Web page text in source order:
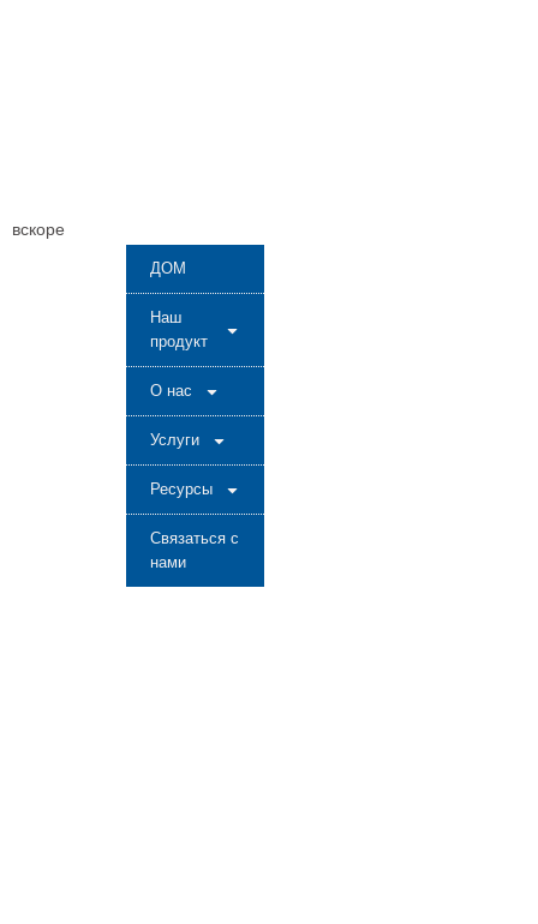
ДОМ
Наш
продукт
О нас
Услуги
Ресурсы
Связаться с
нами
вскоре